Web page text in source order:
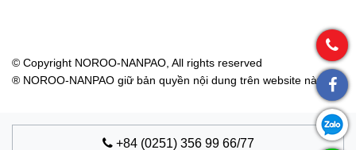
© Copyright NOROO-NANPAO, All rights reserved
® NOROO-NANPAO giữ bản quyền nội dung trên website này
+84 (0251) 356 99 66/77